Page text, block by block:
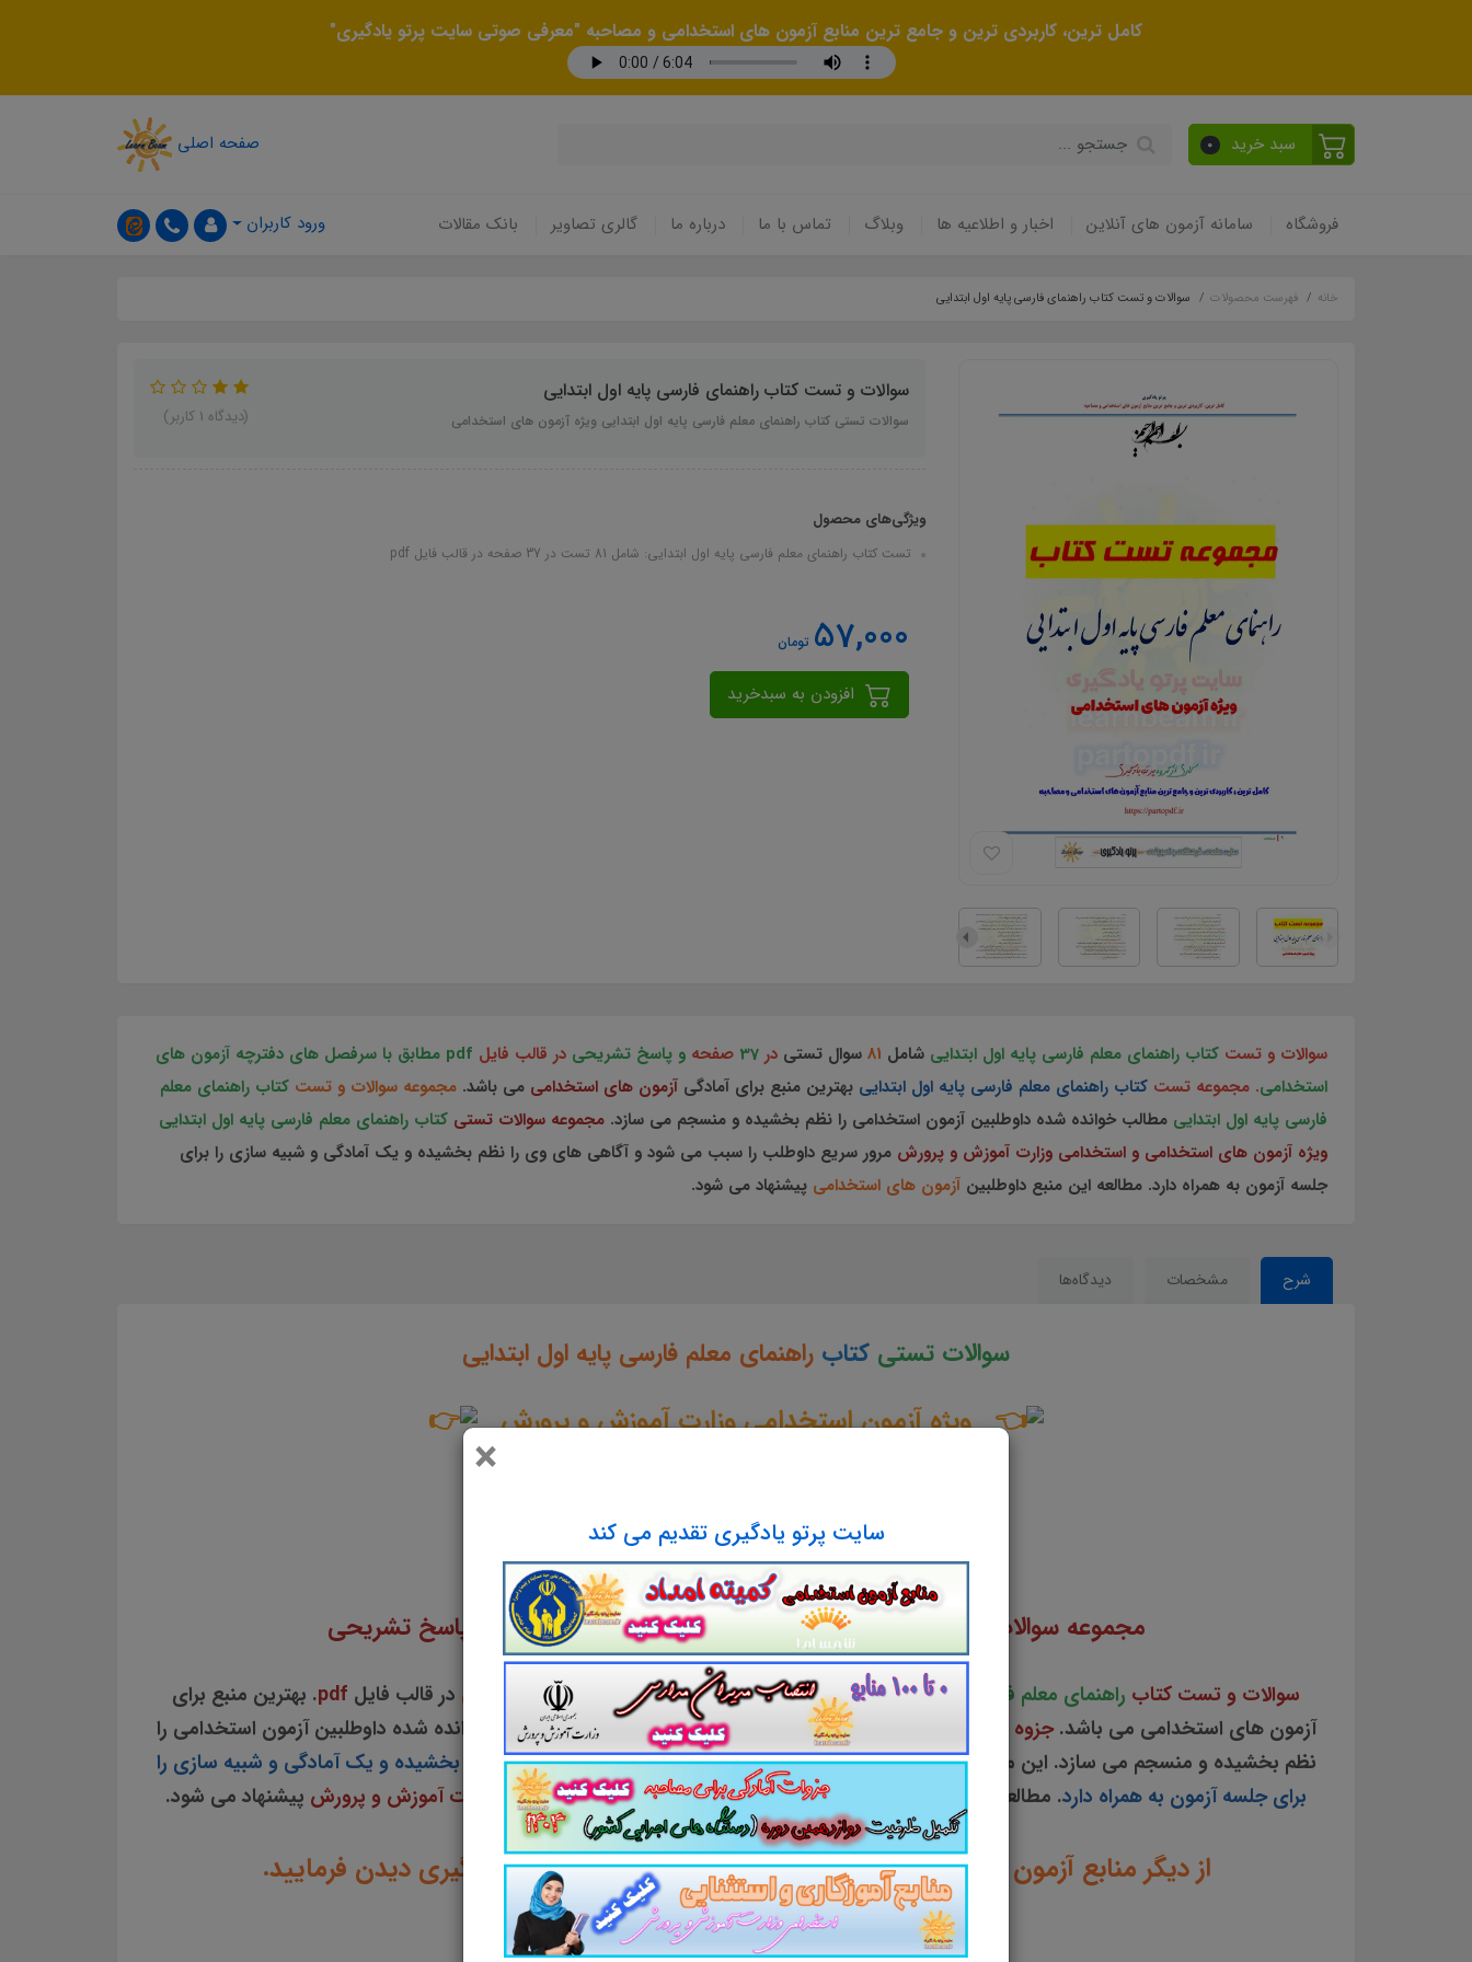
کامل ترین، کاربردی ترین و جامع ترین منابع آزمون های استخدامی و مصاحبه "معرفی صوتی سایت پرتو یادگیری"
سبد خرید 0 صفحه اصلی
فروشگاه سامانه آزمون های آنلاین اخبار و اطلاعیه ها وبلاگ تماس با ما درباره ما گالری تصاویر بانک مقالات ورود کاربران
×
سایت پرتو یادگیری تقدیم می کند
خانه فهرست محصولات سوالات و تست کتاب راهنمای فارسی پایه اول ابتدایی
سوالات و تست کتاب راهنمای فارسی پایه اول ابتدایی
سوالات تستی کتاب راهنمای معلم فارسی پایه اول ابتدایی ویژه آزمون های استخدامی (دیدگاه 1 کاربر)
ویژگی‌های محصول
تست کتاب راهنمای معلم فارسی پایه اول ابتدایی: شامل 81 تست در 37 صفحه در قالب فایل pdf
57,000 تومان
سوالات و تست کتاب راهنمای معلم فارسی پایه اول ابتدایی شامل 81 سوال تستی در 37 صفحه و پاسخ تشریحی در قالب فایل
pdf مطابق با سرفصل های دفترچه آزمون های
استخدامی. مجموعه تست کتاب راهنمای معلم فارسی پایه اول ابتدایی بهترین منبع برای آمادگی آزمون های استخدامی می باشد. مجموعه سوالات و تست کتاب راهنمای معلم
فارسی پایه اول ابتدایی مطالب خوانده شده داوطلبین آزمون استخدامی را نظم بخشیده و منسجم می سازد. مجموعه سوالات تستی کتاب راهنمای معلم فارسی پایه اول ابتدایی
ویژه آزمون های استخدامی و استخدامی وزارت آموزش و پرورش مرور سریع داوطلب را سبب می شود و آگاهی های وی را نظم بخشیده و یک آمادگی و شبیه سازی را برای
جلسه آزمون به همراه دارد. مطالعه این منبع داوطلبین آزمون های استخدامی پیشنهاد می شود.
شرح مشخصات دیدگاه‌ها
سوالات تستی کتاب راهنمای معلم فارسی پایه اول ابتدایی
ویژه آزمون استخدامی وزارت آموزش و پرورش
پایه اول ابتدایی سوالات کتاب راهنمای معلم فارسی پایه اول ابتداییدانلود رایگان سوالات تستی کتاب راهنمای معلم فارسی پایه اول ابتدایی pdf تست کتاب راهنمای معلم فارسی پایه اول ابتدایی سوالات از متن کامل و جامع کتاب راهنمای معلم فارسی پایه اول ابتدایی نمونه سوالات کتاب راهنمای معلم فارسی پایه اول ابتدایی تست چهار
جوابی از نکات کلیدی کتاب راهنمای معلم فارسی پایه اول ابتدایی نکات طلایی کتاب راهنمای معلم فارسی پایه اول ابتدایی برای آزمون استخدامی آموزش و پرورش دانلود رایگان سوالات تستی راهنمای معلم فارسی پایه اول ابتدایی
مجموعه سوالات و تست کتابراهنمای معلم فارسی پایه اول ابتدایی با پاسخ تشریحی
سوالات و تست کتاب راهنمای معلم فارسی پایه اول ابتداییشامل81تست در37صفحه با پاسخ تشریحی در قالب فایل pdf. بهترین منبع برای
آزمون های استخدامی می باشد.جزوه سوالات تستی کتابراهنمای معلم فارسی پایه اول ابتداییمطالب خوانده شده داوطلبین آزمون استخدامی را
نظم بخشیده و منسجم می سازد. این مجموعهمرور سریعداوطلب را سبب می شود و آگاهی های وی را
نظم بخشیده و یک آمادگی و شبیه سازی را
برای جلسه آزمون به همراه دارد. مطالعه این منبع برای همه داوطلبین شرکت کننده در آزمون استخدامی وزارت آموزش و پرورش پیشنهاد می شود.
از دیگر منابع آزمون استخدامی وزارت آموزش و پرورش در سایت پرتو یادگیری دیدن فرمایید.
و